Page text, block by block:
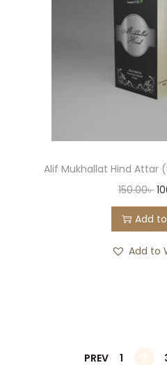
Alif Mukhallat Hind Attar
150.00৳
Add
Add to
PREV 1